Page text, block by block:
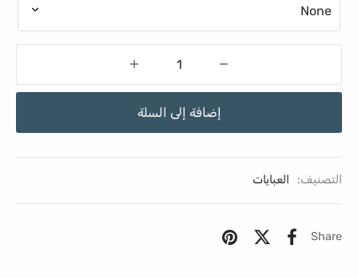
إضافة إلى السلة
التصنيف: العبايات
Share